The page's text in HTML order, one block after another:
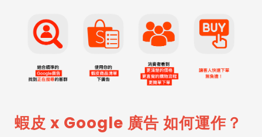
蝦皮 x Google 廣告 如何運作？